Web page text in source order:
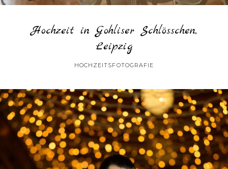
Hochzeit in Gohliser Schlösschen,
Leipzig
HOCHZEITSFOTOGRAFIE